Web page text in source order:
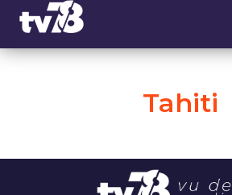
Tahiti
Panneau de gestion des cookies